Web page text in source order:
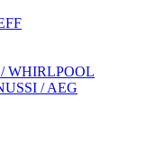
WHIRLPOOL
/ AEG